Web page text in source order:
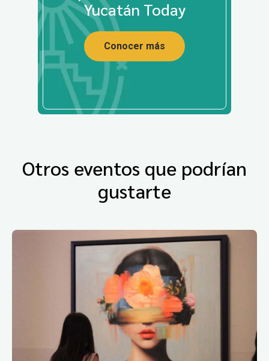
Yucatán Today
Conocer más
Otros eventos que podrían
gustarte